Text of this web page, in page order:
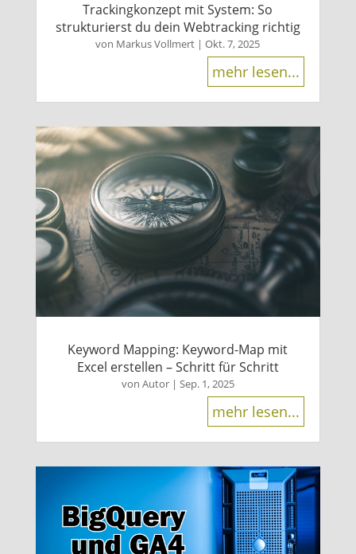
Trackingkonzept mit System: So
strukturierst du dein Webtracking richtig
von Markus Vollmert |Okt. 7, 2025
mehr lesen...
Keyword Mapping: Keyword-Map mit
Excel erstellen – Schritt für Schritt
von Autor| Sep. 1, 2025
mehr lesen...